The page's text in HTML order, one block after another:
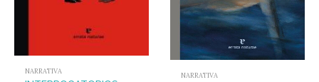
NARRATIVA
NARRATIVA